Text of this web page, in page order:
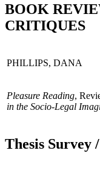
BOOK
CRITIQUES
PHILLIPS, DANA
Pleasure Reading,
in the Socio-Legal
Thesis Survey